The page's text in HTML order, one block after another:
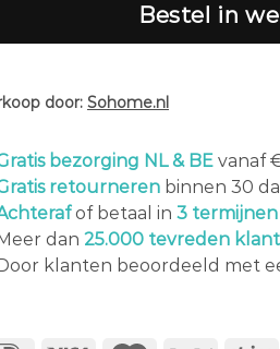
Bestel in
door: Sohome.nl
bezorging NL & BE vanaf
retourneren binnen 30
of betaal in 3 termijnen
dan 25.000 tevreden
klanten beoordeeld met